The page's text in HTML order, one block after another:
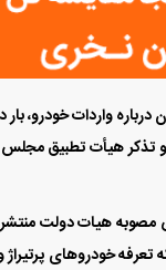
درباره واردات خودرو،
تذکر هیأت تطبیق